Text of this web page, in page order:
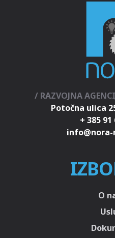
/ RAZVOJNA
Potočna ulica
+ 385 91
O